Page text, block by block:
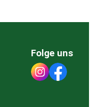
Folge uns